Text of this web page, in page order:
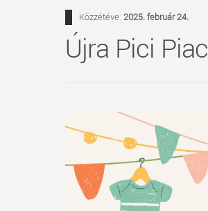
Közzétéve:2025. február 24.
Újra Pici Piac